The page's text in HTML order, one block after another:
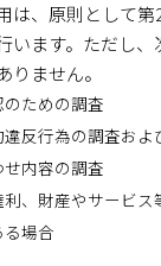
は、原則として第
います。ただし、
りません。
のための調査
違反行為の調査およ
せ内容の調査
利、財産やサービ
場合